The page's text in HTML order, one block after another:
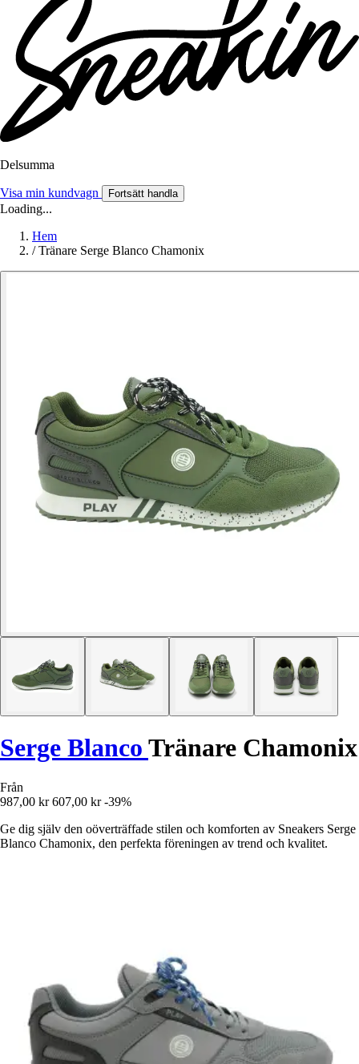
Delsumma
Visa min kundvagn Fortsätt handla
Loading...
Hem
/ Tränare Serge Blanco Chamonix
Serge Blanco Tränare Chamonix
Från
987,00 kr 607,00 kr -39%
Ge dig själv den oöverträffade stilen och komforten av Sneakers Serge
Blanco Chamonix, den perfekta föreningen av trend och kvalitet.